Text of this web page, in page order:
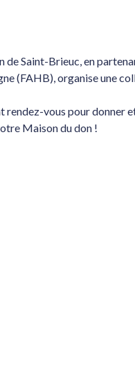
de Saint-Brieuc, en
(FAHB), organise une
rendez-vous pour donner
Maison du don !